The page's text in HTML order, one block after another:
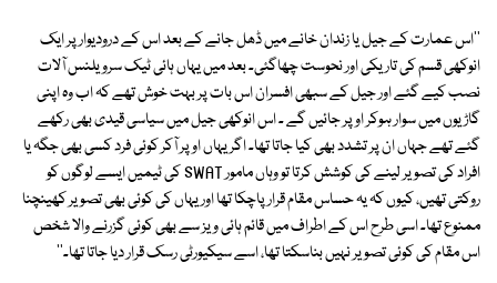
''اس عمارت کے جیل یا زندان خانے میں ڈھل جانے کے بعد اس کے درودیوار پر ایک
انوکھی قسم کی تاریکی اور نحوست چھاگئی۔ بعد میں یہاں ہائی ٹیک سرویلنس آلات
نصب کیے گئے اور جیل کے سبھی افسران اس بات پر بہت خوش تھے کہ اب وہ اپنی
گاڑیوں میں سوار ہوکر اوپر جائیں گے ۔ اس انوکھی جیل میں سیاسی قیدی بھی رکھے
گئے تھے جہاں ان پر تشدد بھی کیا جاتا تھا۔ اگر یہاں اوپر آکر کوئی فرد کسی بھی جگہ یا
افراد کی تصویر لینے کی کوشش کرتا تو وہاں مامور SWAT کی ٹیمیں ایسے لوگوں کو
روکتی تھیں، کیوں کہ یہ حساس مقام قرار پاچکا تھا اور یہاں کی کوئی بھی تصویر کھینچنا
ممنوع تھا۔ اسی طرح اس کے اطراف میں قائم ہائی ویز سے بھی کوئی گزرنے والا شخص
اس مقام کی کوئی تصویر نہیں بناسکتا تھا، اسے سیکیورٹی رسک قرار دیا جاتا تھا۔''